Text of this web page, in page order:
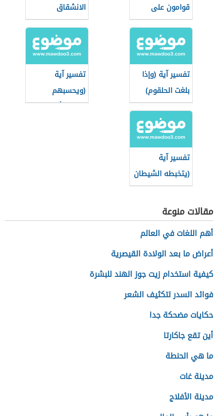
قوامون على
النساء
الانشقاق
تفسير آية (وإذا
بلغت الحلقوم)
تفسير آية
(ويحسبهم
الجاهل أغنياء من
تفسير آية
(يتخبطه الشيطان
من المس)
مقالات منوعة
أهم اللغات في العالم
أعراض ما بعد الولادة القيصرية
كيفية استخدام زيت جوز الهند للبشرة
فوائد السدر لتكثيف الشعر
حكايات مضحكة جدا
أين تقع جاكارتا
ما هي الحنطة
مدينة غات
مدينة الأفلاج